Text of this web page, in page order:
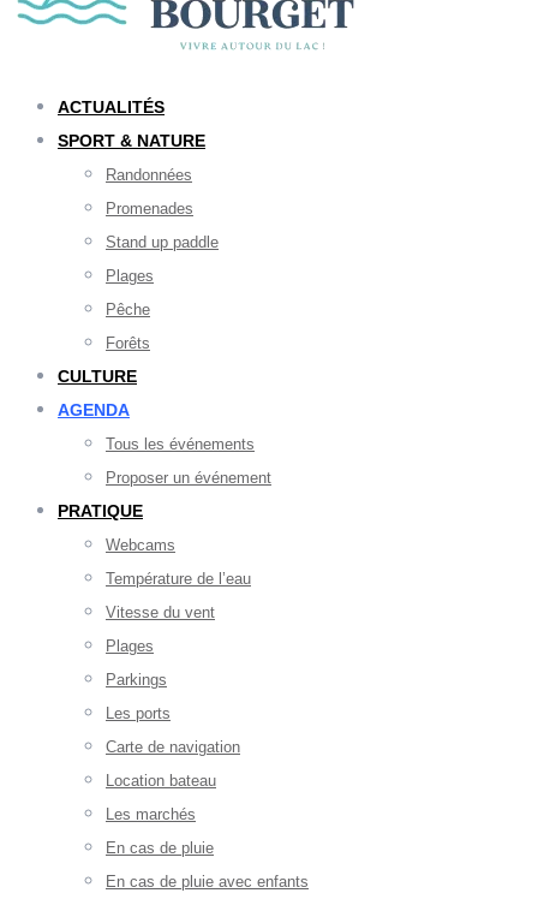
ACTUALITÉS
SPORT & NATURE
Randonnées
Promenades
Stand up paddle
Plages
Pêche
Forêts
CULTURE
AGENDA
Tous les événements
Proposer un événement
PRATIQUE
Webcams
Température de l’eau
Vitesse du vent
Plages
Parkings
Les ports
Carte de navigation
Location bateau
Les marchés
En cas de pluie
En cas de pluie avec enfants